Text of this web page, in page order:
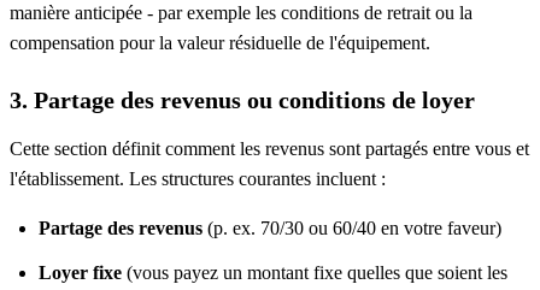
manière anticipée - par exemple les conditions de retrait ou la
compensation pour la valeur résiduelle de l'équipement.
3. Partage des revenus ou conditions de loyer
Cette section définit comment les revenus sont partagés entre vous et
l'établissement. Les structures courantes incluent :
Partage des revenus (p. ex. 70/30 ou 60/40 en votre faveur)
Loyer fixe (vous payez un montant fixe quelles que soient les